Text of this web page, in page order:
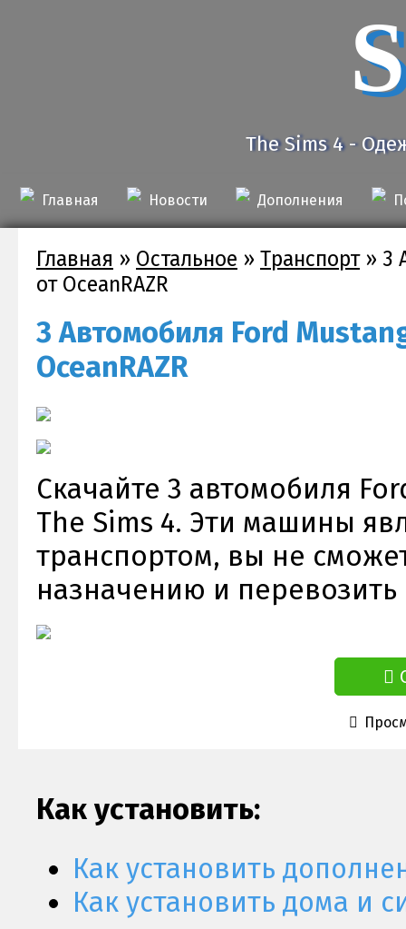
The Sims 4 -
Главная Новости Дополнения
Главная » Остальное » Транспорт» 3
от OceanRAZR
3 Автомобиля Ford
OceanRAZR
Скачайте 3 автомобиля
The Sims 4. Эти машины
транспортом, вы не
назначению и
Как установить:
Как установить
Как установить дома и